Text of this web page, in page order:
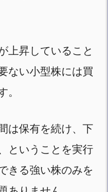
上昇していること
ない小型株には買
。
は保有を続け、下
ということを実行
きる強い株のみを